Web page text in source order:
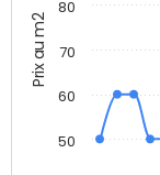
Prix au m2
50
60
70
80